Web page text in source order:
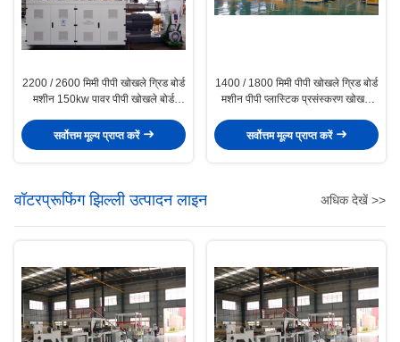
2200 / 2600 मिमी पीपी खोखले ग्रिड बोर्ड
मशीन 150kw पावर पीपी खोखले बोर्ड
सर्वोत्तम मूल्य प्राप्त करें
1400 / 1800 मिमी पीपी खोखले ग्रिड बोर्ड
मशीन पीपी प्लास्टिक प्रसंस्करण खोखले
सर्वोत्तम मूल्य प्राप्त करें
वॉटरप्रूफिंग झिल्ली उत्पादन लाइन अधिक देखें >>